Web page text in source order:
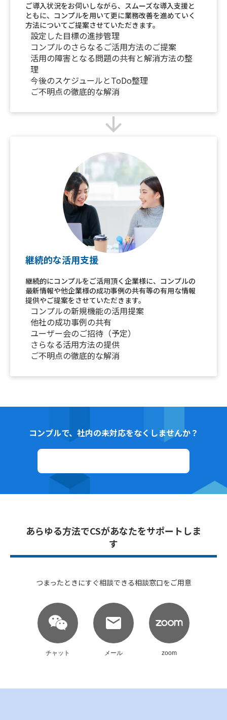
ご導入状況をお伺いしながら、スムーズな導入支援と
ともに、コンプルを用いて更に業務改善を進めていく
方法についてご提案させていただきます。
設定した目標の進捗管理
コンプルのさらなるご活用方法のご提案
活用の障害となる問題の共有と解消方法の整
理
今後のスケジュールとToDo整理
ご不明点の徹底的な解消
arrow_downward
継続的な活用支援
継続的にコンプルをご活用頂く企業様に、コンプルの
最新情報や他企業様の成功事例の共有等の有用な情報
提供やご提案をさせていただきます。
コンプルの新規機能の活用提案
他社の成功事例の共有
ユーザー会のご招待（予定）
さらなる活用方法の提供
ご不明点の徹底的な解消
コンプルで、社内の未対応をなくしませんか？
あらゆる方法でCSがあなたをサポートしま
す
つまったときにすぐ相談できる相談窓口をご用意
チャット
email
メール zoom